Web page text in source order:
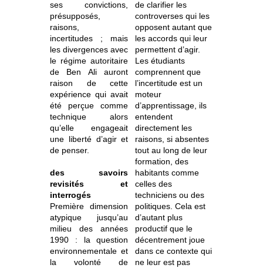
ses convictions,
présupposés,
raisons,
incertitudes ; mais
les divergences avec
le régime autoritaire
de Ben Ali auront
raison de cette
expérience qui avait
été perçue comme
technique alors
qu’elle engageait
une liberté d’agir et
de penser.
des savoirs
revisités et
interrogés
Première dimension
atypique jusqu’au
milieu des années
1990 : la question
environnementale et
la volonté de
de clarifier les
controverses qui les
opposent autant que
les accords qui leur
permettent d’agir.
Les étudiants
comprennent que
l’incertitude est un
moteur
d’apprentissage, ils
entendent
directement les
raisons, si absentes
tout au long de leur
formation, des
habitants comme
celles des
techniciens ou des
politiques. Cela est
d’autant plus
productif que le
décentrement joue
dans ce contexte qui
ne leur est pas